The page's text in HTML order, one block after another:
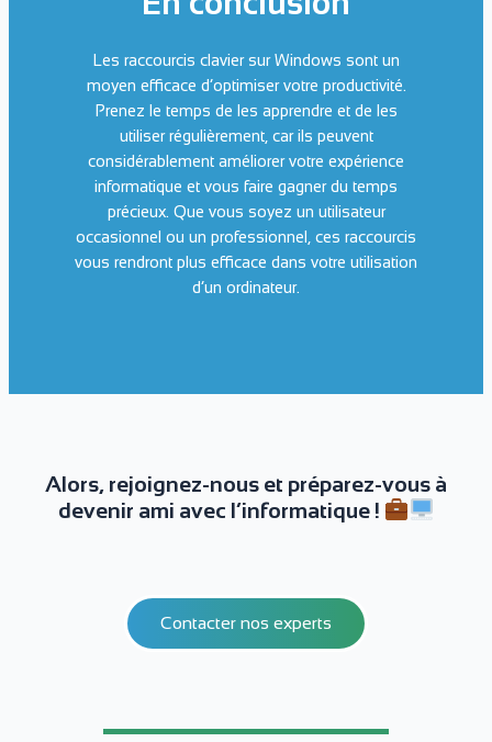
Les raccourcis clavier sur Windows sont un
moyen efficace d’optimiser votre productivité.
Prenez le temps de les apprendre et de les
utiliser régulièrement, car ils peuvent
considérablement améliorer votre expérience
informatique et vous faire gagner du temps
précieux. Que vous soyez un utilisateur
occasionnel ou un professionnel, ces raccourcis
vous rendront plus efficace dans votre utilisation
d’un ordinateur.
Alors, rejoignez-nous et préparez-vous à
devenir ami avec l’informatique !
Contacter nos experts